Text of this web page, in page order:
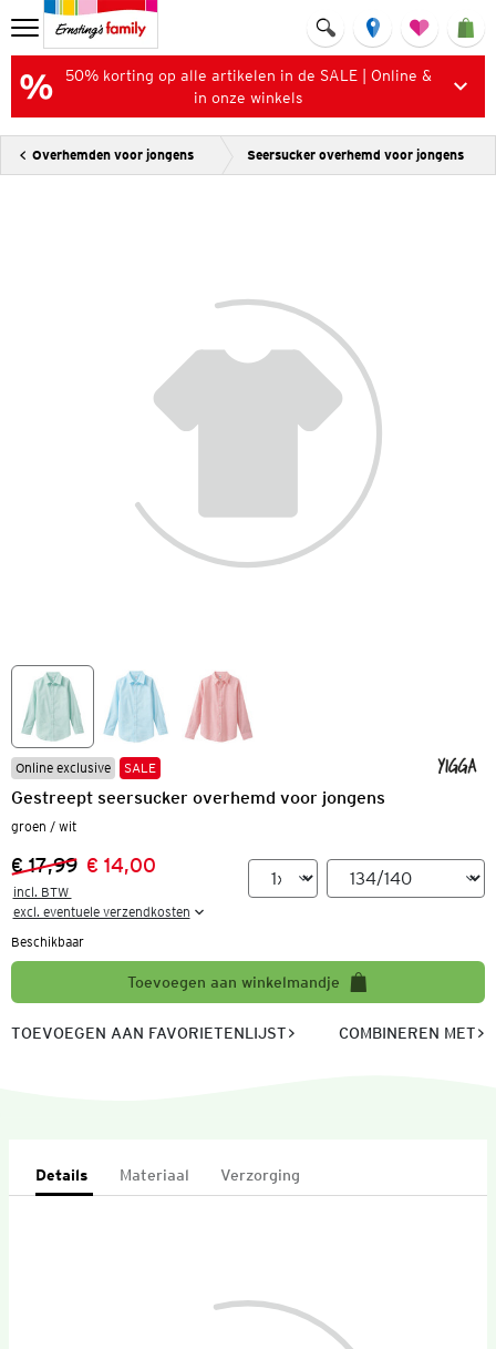
50% korting op alle artikelen in de SALE | Online &
in onze winkels
Overhemden voor jongens Seersucker overhemd voor jongens
Online exclusive SALE
Gestreept seersucker overhemd voor jongens
groen / wit
Vorige prijs:
€ 17,99
Nieuwe prijs:
€ 14,00
incl. BTW
excl. eventuele verzendkosten
Beschikbaar
Toevoegen aan winkelmandje
TOEVOEGEN AAN FAVORIETENLIJST COMBINEREN MET
Details Materiaal Verzorging